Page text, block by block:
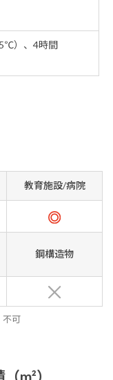
）、4時間
教育施設/病院
鋼構造物
不可
m²）